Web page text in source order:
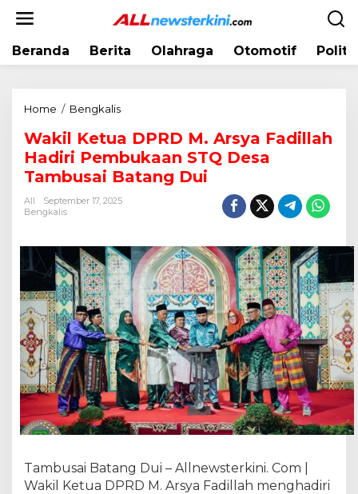
Beranda Berita Olahraga Otomotif
Home / Bengkalis
k
i
l
e
a
D
P
R
D
M
.
A
r
y
a
d
Wakil Ketua DPRD M. Arsya Fadillah
Hadiri Pembukaan STQ Desa
Tambusai Batang Dui
All
September 17, 2025
Bengkalis
Tambusai Batang Dui – Allnewsterkini. Com |
Wakil Ketua DPRD M. Arsya Fadillah menghadiri